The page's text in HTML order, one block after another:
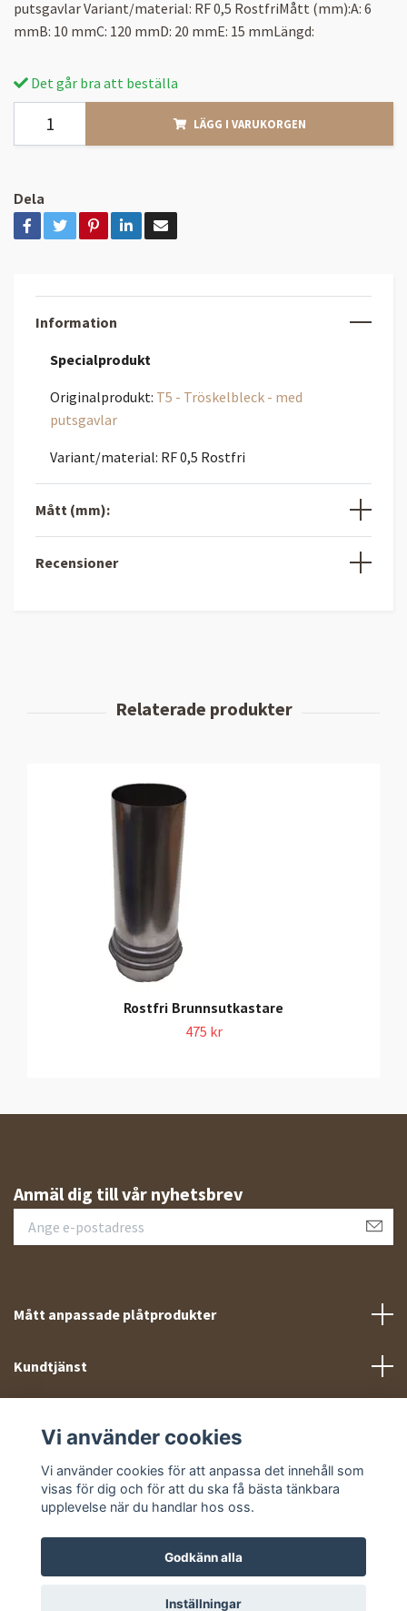
putsgavlar Variant/material: RF 0,5 RostfriMått (mm):A: 6
mmB: 10 mmC: 120 mmD: 20 mmE: 15 mmLängd:
Det går bra att beställa
LÄGG I VARUKORGEN
Dela
Information
Specialprodukt
Originalprodukt: T5 - Tröskelbleck - med
putsgavlar
Variant/material: RF 0,5 Rostfri
Mått (mm):
Recensioner
Rostfri Brunnsutkastare
475 kr
Anmäl dig till vår nyhetsbrev
Mått anpassade plåtprodukter
Kundtjänst
Sociala medier
© 2026 Takprofiler.se
Vi använder cookies
Vi använder cookies för att anpassa det innehåll som
visas för dig och för att du ska få bästa tänkbara
upplevelse när du handlar hos oss.
Godkänn alla
Inställningar